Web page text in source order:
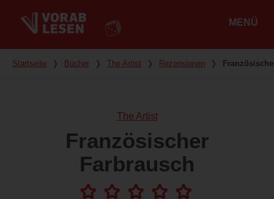
MENÜ
Du bist hier
Startseite ❭ Bücher ❭ The Artist ❭ Rezensionen ❭
The Artist
Französischer
Farbrausch